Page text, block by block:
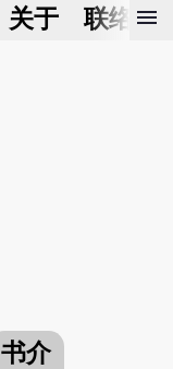
关于 联络我
menu
书介